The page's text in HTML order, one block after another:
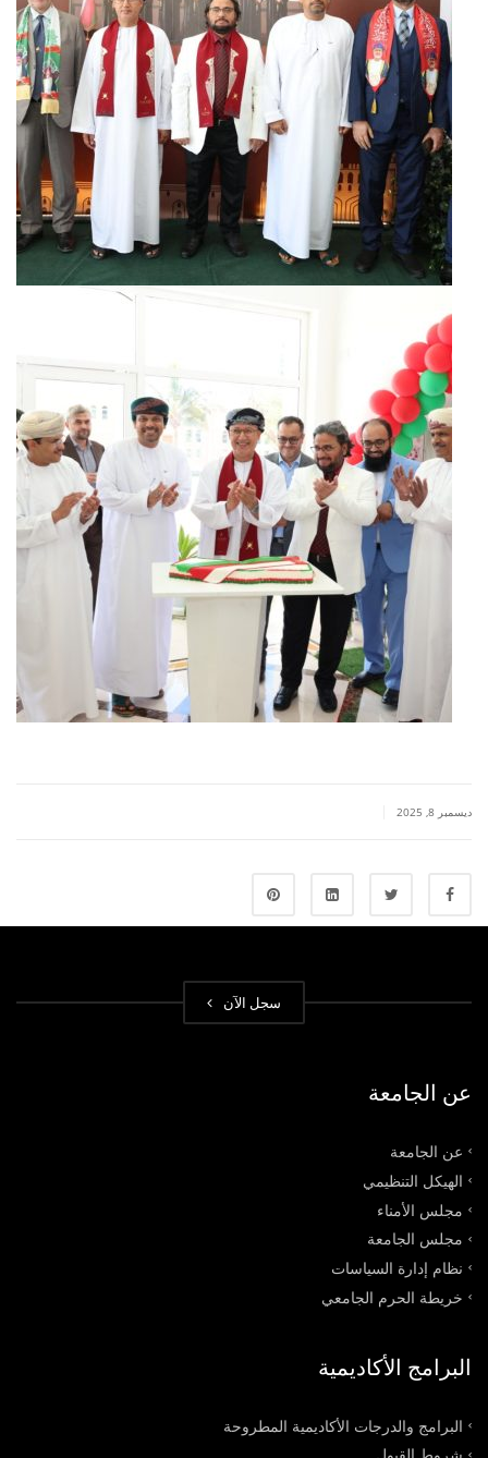
ديسمبر 8, 2025
سجل الآن
عن الجامعة
عن الجامعة
الهيكل التنظيمي
مجلس الأمناء
مجلس الجامعة
نظام إدارة السياسات
خريطة الحرم الجامعي
البرامج الأكاديمية
البرامج والدرجات الأكاديمية المطروحة